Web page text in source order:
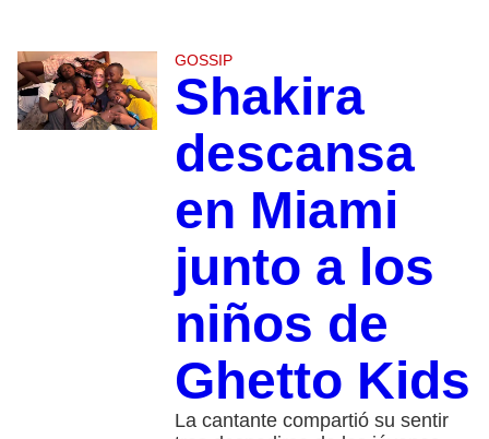
GOSSIP
Shakira
descansa
en Miami
junto a los
niños de
Ghetto Kids
La cantante compartió su sentir